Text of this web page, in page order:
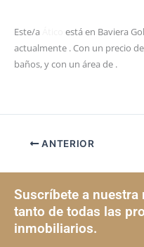
Este/a
está en Baviera
actualmente . Con un precio
baños, y con un área de .
ANTERIOR
Suscríbete a nuestra
tanto de todas las
inmobiliarios.